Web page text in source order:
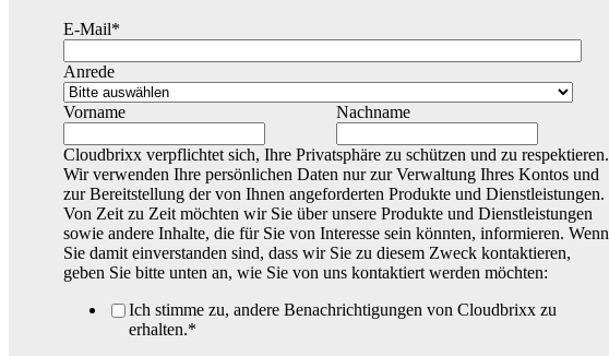
E-Mail*
Anrede
Vorname Nachname
Cloudbrixx verpflichtet sich, Ihre Privatsphäre zu schützen und zu respektieren.
Wir verwenden Ihre persönlichen Daten nur zur Verwaltung Ihres Kontos und
zur Bereitstellung der von Ihnen angeforderten Produkte und Dienstleistungen.
Von Zeit zu Zeit möchten wir Sie über unsere Produkte und Dienstleistungen
sowie andere Inhalte, die für Sie von Interesse sein könnten, informieren. Wenn
Sie damit einverstanden sind, dass wir Sie zu diesem Zweck kontaktieren,
geben Sie bitte unten an, wie Sie von uns kontaktiert werden möchten:
Ich stimme zu, andere Benachrichtigungen von Cloudbrixx zu
erhalten.*